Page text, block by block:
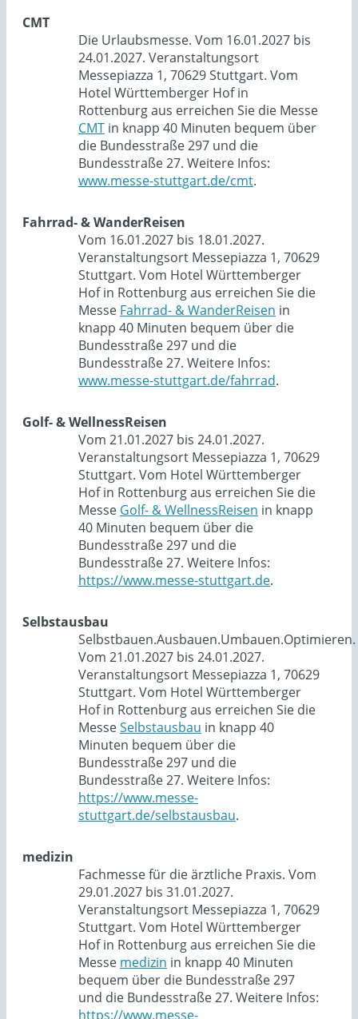
CMT
Die Urlaubsmesse. Vom 16.01.2027 bis
24.01.2027. Veranstaltungsort
Messepiazza 1, 70629 Stuttgart. Vom
Hotel Württemberger Hof in
Rottenburg aus erreichen Sie die Messe
CMT in knapp 40 Minuten bequem über
die Bundesstraße 297 und die
Bundesstraße 27. Weitere Infos:
www.messe-stuttgart.de/cmt.
Fahrrad- & WanderReisen
Vom 16.01.2027 bis 18.01.2027.
Veranstaltungsort Messepiazza 1, 70629
Stuttgart. Vom Hotel Württemberger
Hof in Rottenburg aus erreichen Sie die
Messe Fahrrad- & WanderReisen in
knapp 40 Minuten bequem über die
Bundesstraße 297 und die
Bundesstraße 27. Weitere Infos:
www.messe-stuttgart.de/fahrrad.
Golf- & WellnessReisen
Vom 21.01.2027 bis 24.01.2027.
Veranstaltungsort Messepiazza 1, 70629
Stuttgart. Vom Hotel Württemberger
Hof in Rottenburg aus erreichen Sie die
Messe Golf- & WellnessReisen in knapp
40 Minuten bequem über die
Bundesstraße 297 und die
Bundesstraße 27. Weitere Infos:
https://www.messe-stuttgart.de.
Selbstausbau
Selbstbauen.Ausbauen.Umbauen.Optimieren.
Vom 21.01.2027 bis 24.01.2027.
Veranstaltungsort Messepiazza 1, 70629
Stuttgart. Vom Hotel Württemberger
Hof in Rottenburg aus erreichen Sie die
MesseSelbstausbau in knapp 40
Minuten bequem über die
Bundesstraße 297 und die
Bundesstraße 27. Weitere Infos:
https://www.messe-
stuttgart.de/selbstausbau.
medizin
Fachmesse für die ärztliche Praxis. Vom
29.01.2027 bis 31.01.2027.
Veranstaltungsort Messepiazza 1, 70629
Stuttgart. Vom Hotel Württemberger
Hof in Rottenburg aus erreichen Sie die
Messe medizin in knapp 40 Minuten
bequem über die Bundesstraße 297
und die Bundesstraße 27. Weitere Infos:
https://www.messe-